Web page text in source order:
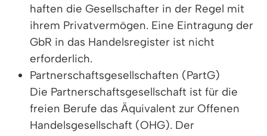
haften die Gesellschafter in der Regel mit
ihrem Privatvermögen. Eine Eintragung der
GbR in das Handelsregister ist nicht
erforderlich.
Partnerschaftsgesellschaften (PartG)
Die Partnerschaftsgesellschaft ist für die
freien Berufe das Äquivalent zur Offenen
Handelsgesellschaft (OHG). Der